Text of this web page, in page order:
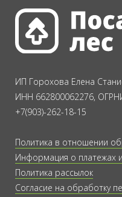
ИП Горохова Елена
ИНН 662800062276,
+7(903)-262-18-15
Политика в отношении
Информация о платежах
Политика рассылок
Согласие на обработку